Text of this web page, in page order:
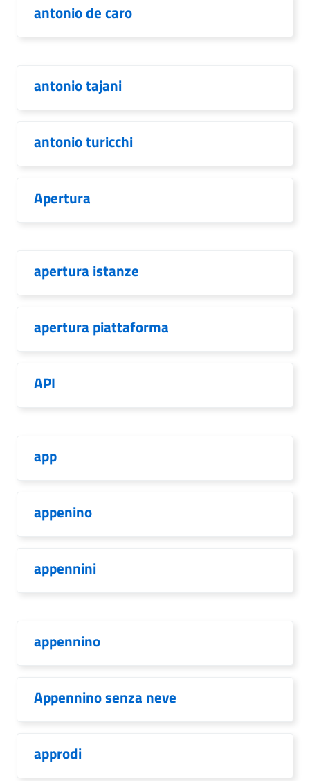
antonio de caro
antonio tajani
antonio turicchi
Apertura
apertura istanze
apertura piattaforma
API
app
appenino
appennini
appennino
Appennino senza neve
approdi